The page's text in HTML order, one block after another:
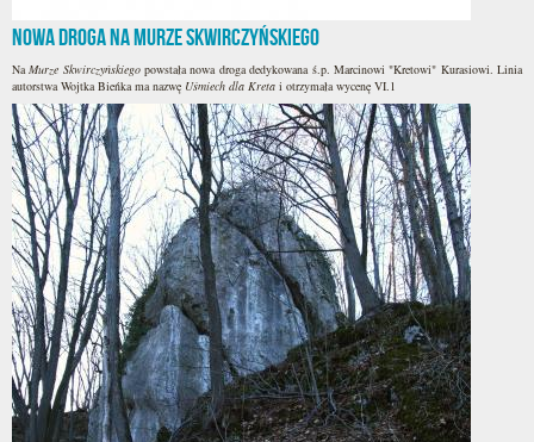
Nowa droga na Murze Skwirczyńskiego
NaMurze Skwirczyńskiegopowstała nowa droga dedykowana ś.p. Marcinowi "Kretowi" Kurasiowi. Linia
autorstwa Wojtka Bieńka ma nazwę Uśmiech dla Kreta i otrzymała wycenę VI.1